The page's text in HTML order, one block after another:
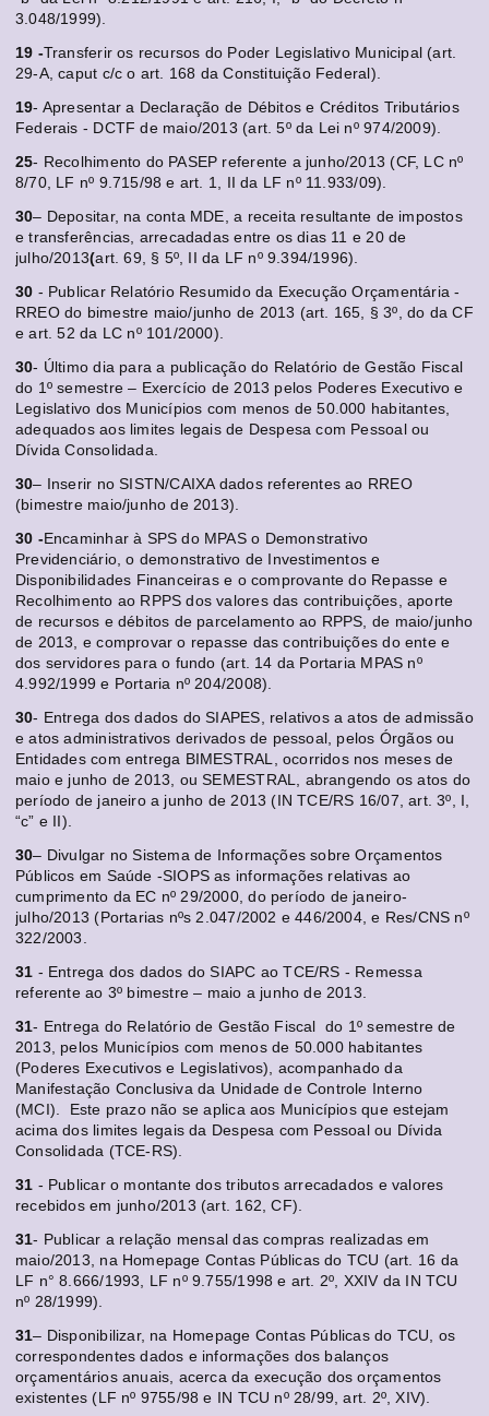
3.048/1999).
19 -Transferir os recursos do Poder Legislativo Municipal (art.
29-A, caput c/c o art. 168 da Constituição Federal).
19- Apresentar a Declaração de Débitos e Créditos Tributários
Federais - DCTF de maio/2013 (art. 5º da Lei nº 974/2009).
25- Recolhimento do PASEP referente a junho/2013 (CF, LC nº
8/70, LF nº 9.715/98 e art. 1, II da LF nº 11.933/09).
30– Depositar, na conta MDE, a receita resultante de impostos
e transferências, arrecadadas entre os dias 11 e 20 de
julho/2013(art. 69, § 5º, II da LF nº 9.394/1996).
30 - Publicar Relatório Resumido da Execução Orçamentária -
RREO do bimestre maio/junho de 2013 (art. 165, § 3º, do da CF
e art. 52 da LC nº 101/2000).
30- Último dia para a publicação do Relatório de Gestão Fiscal
do 1º semestre – Exercício de 2013 pelos Poderes Executivo e
Legislativo dos Municípios com menos de 50.000 habitantes,
adequados aos limites legais de Despesa com Pessoal ou
Dívida Consolidada.
30– Inserir no SISTN/CAIXA dados referentes ao RREO
(bimestre maio/junho de 2013).
30 -Encaminhar à SPS do MPAS o Demonstrativo
Previdenciário, o demonstrativo de Investimentos e
Disponibilidades Financeiras e o comprovante do Repasse e
Recolhimento ao RPPS dos valores das contribuições, aporte
de recursos e débitos de parcelamento ao RPPS, de maio/junho
de 2013, e comprovar o repasse das contribuições do ente e
dos servidores para o fundo (art. 14 da Portaria MPAS nº
4.992/1999 e Portaria nº 204/2008).
30- Entrega dos dados do SIAPES, relativos a atos de admissão
e atos administrativos derivados de pessoal, pelos Órgãos ou
Entidades com entrega BIMESTRAL, ocorridos nos meses de
maio e junho de 2013, ou SEMESTRAL, abrangendo os atos do
período de janeiro a junho de 2013 (IN TCE/RS 16/07, art. 3º, I,
“c” e II).
30– Divulgar no Sistema de Informações sobre Orçamentos
Públicos em Saúde -SIOPS as informações relativas ao
cumprimento da EC nº 29/2000, do período de janeiro-
julho/2013 (Portarias nºs 2.047/2002 e 446/2004, e Res/CNS nº
322/2003.
31 - Entrega dos dados do SIAPC ao TCE/RS - Remessa
referente ao 3º bimestre – maio a junho de 2013.
31- Entrega do Relatório de Gestão Fiscal do 1º semestre de
2013, pelos Municípios com menos de 50.000 habitantes
(Poderes Executivos e Legislativos), acompanhado da
Manifestação Conclusiva da Unidade de Controle Interno
(MCI). Este prazo não se aplica aos Municípios que estejam
acima dos limites legais da Despesa com Pessoal ou Dívida
Consolidada (TCE-RS).
31 - Publicar o montante dos tributos arrecadados e valores
recebidos em junho/2013 (art. 162, CF).
31- Publicar a relação mensal das compras realizadas em
maio/2013, na Homepage Contas Públicas do TCU (art. 16 da
LF n° 8.666/1993, LF nº 9.755/1998 e art. 2º, XXIV da IN TCU
nº 28/1999).
31– Disponibilizar, na Homepage Contas Públicas do TCU, os
correspondentes dados e informações dos balanços
orçamentários anuais, acerca da execução dos orçamentos
existentes (LF nº 9755/98 e IN TCU nº 28/99, art. 2º, XIV).